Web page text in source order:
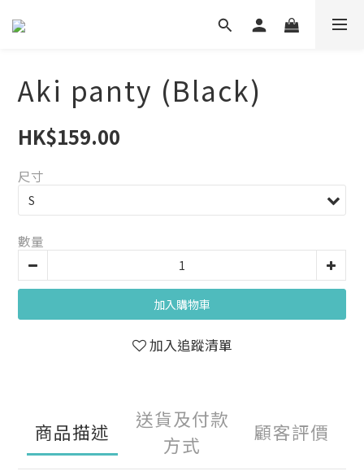
Aki panty (Black)
HK$159.00
尺寸
數量
加入購物車
加入追蹤清單
商品描述
送貨及付款
方式
顧客評價